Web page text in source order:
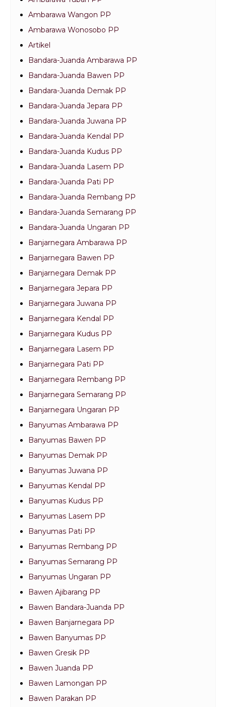
Ambarawa Wangon PP
Ambarawa Wonosobo PP
Artikel
Bandara-Juanda Ambarawa PP
Bandara-Juanda Bawen PP
Bandara-Juanda Demak PP
Bandara-Juanda Jepara PP
Bandara-Juanda Juwana PP
Bandara-Juanda Kendal PP
Bandara-Juanda Kudus PP
Bandara-Juanda Lasem PP
Bandara-Juanda Pati PP
Bandara-Juanda Rembang PP
Bandara-Juanda Semarang PP
Bandara-Juanda Ungaran PP
Banjarnegara Ambarawa PP
Banjarnegara Bawen PP
Banjarnegara Demak PP
Banjarnegara Jepara PP
Banjarnegara Juwana PP
Banjarnegara Kendal PP
Banjarnegara Kudus PP
Banjarnegara Lasem PP
Banjarnegara Pati PP
Banjarnegara Rembang PP
Banjarnegara Semarang PP
Banjarnegara Ungaran PP
Banyumas Ambarawa PP
Banyumas Bawen PP
Banyumas Demak PP
Banyumas Juwana PP
Banyumas Kendal PP
Banyumas Kudus PP
Banyumas Lasem PP
Banyumas Pati PP
Banyumas Rembang PP
Banyumas Semarang PP
Banyumas Ungaran PP
Bawen Ajibarang PP
Bawen Bandara-Juanda PP
Bawen Banjarnegara PP
Bawen Banyumas PP
Bawen Gresik PP
Bawen Juanda PP
Bawen Lamongan PP
Bawen Parakan PP